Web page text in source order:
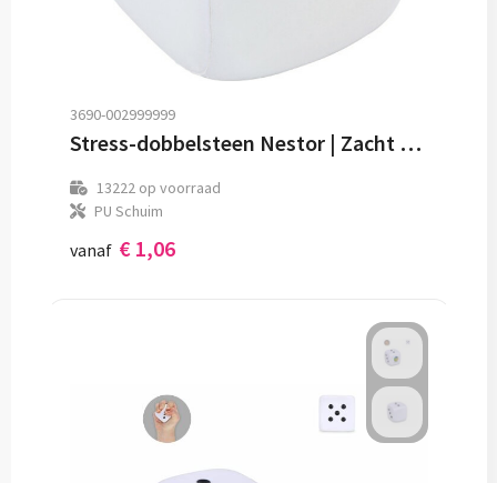
3690-002999999
Stress-dobbelsteen Nestor | Zacht schuim
13222op voorraad
PU Schuim
vanaf € 1,06